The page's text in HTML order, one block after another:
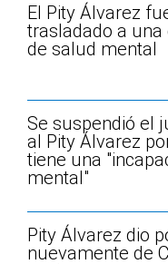
El Pity Álvarez
trasladado a una
de salud mental
Se suspendió el
al Pity Álvarez
tiene una
mental"
Pity Álvarez dio
nuevamente de